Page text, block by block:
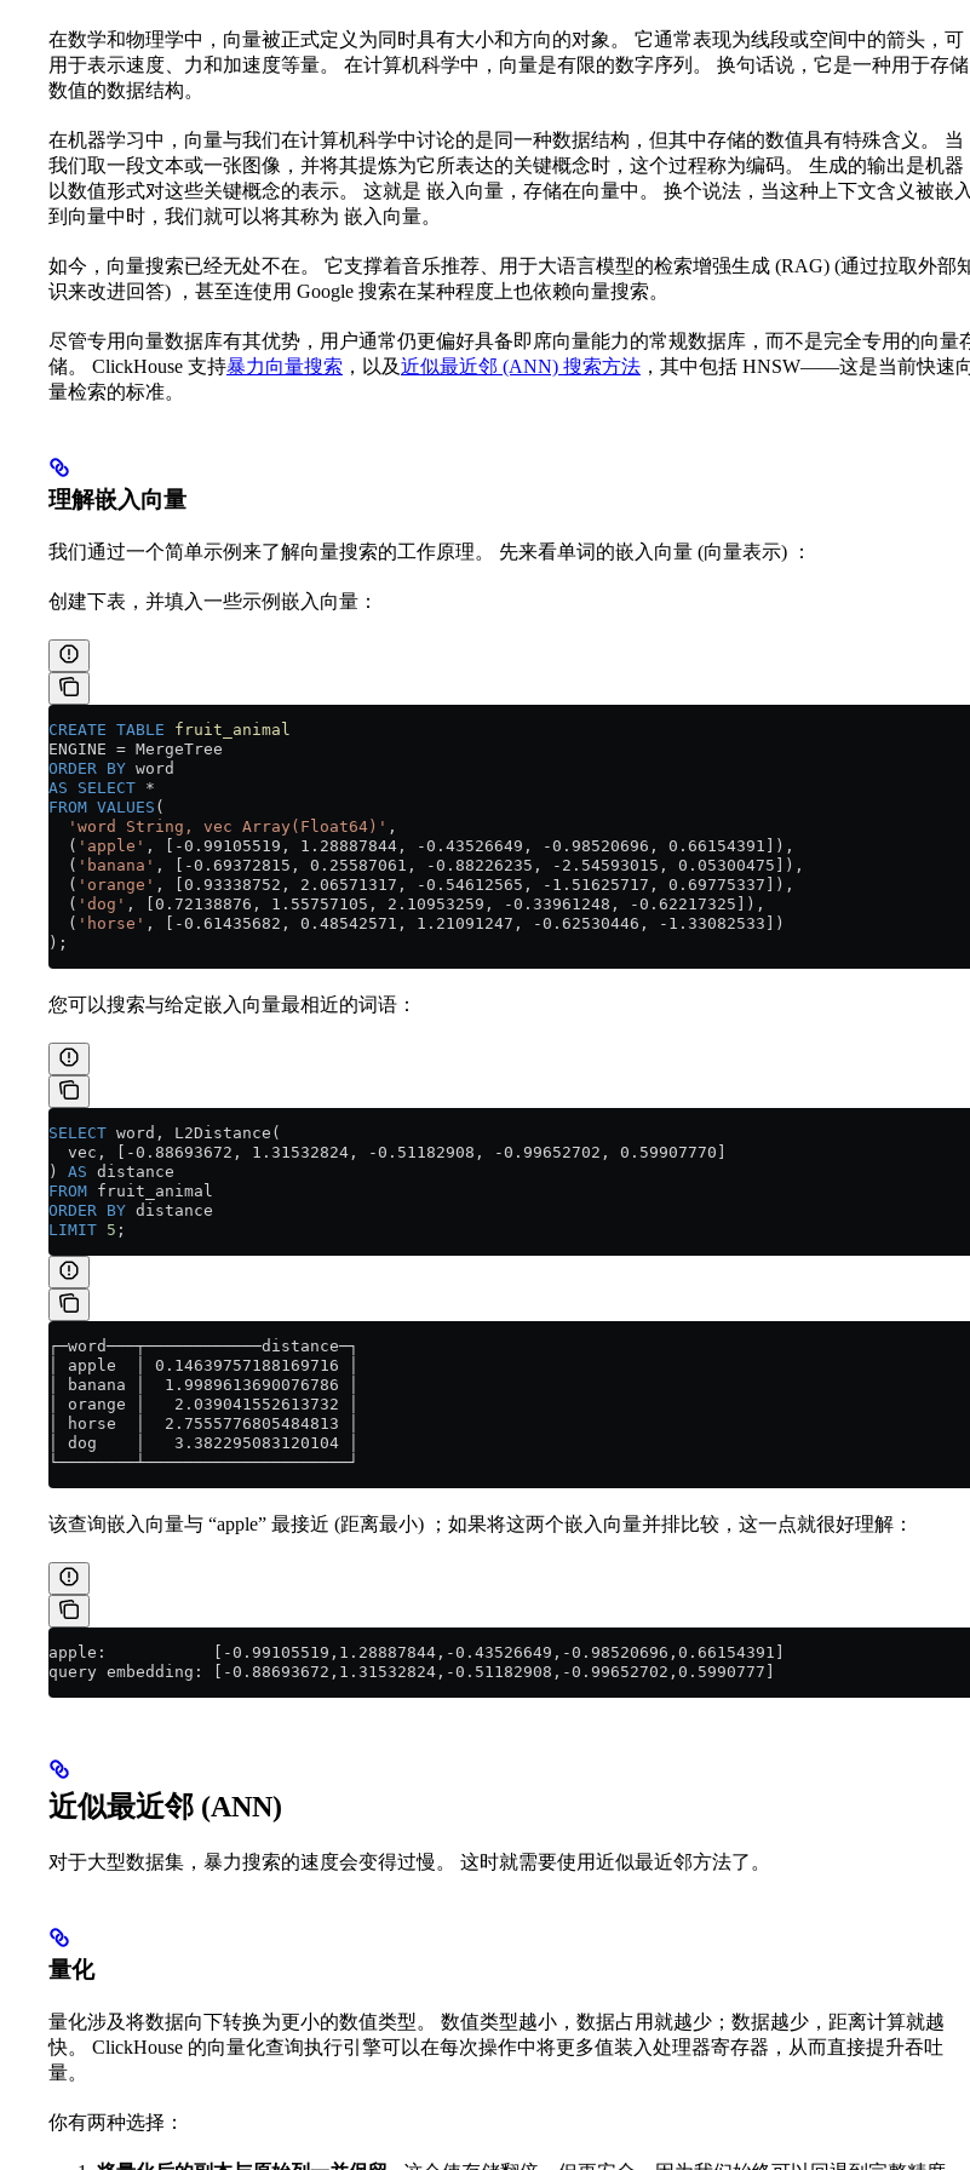
在数学和物理学中，向量被正式定义为同时具有大小和方向的对象。 它通常表现为线段或空间中的箭头，可
用于表示速度、力和加速度等量。 在计算机科学中，向量是有限的数字序列。 换句话说，它是一种用于存储
数值的数据结构。
在机器学习中，向量与我们在计算机科学中讨论的是同一种数据结构，但其中存储的数值具有特殊含义。 当
我们取一段文本或一张图像，并将其提炼为它所表达的关键概念时，这个过程称为编码。 生成的输出是机器
以数值形式对这些关键概念的表示。 这就是 嵌入向量，存储在向量中。 换个说法，当这种上下文含义被嵌入
到向量中时，我们就可以将其称为 嵌入向量。
如今，向量搜索已经无处不在。 它支撑着音乐推荐、用于大语言模型的检索增强生成 (RAG) (通过拉取外部
识来改进回答) ，甚至连使用 Google 搜索在某种程度上也依赖向量搜索。
尽管专用向量数据库有其优势，用户通常仍更偏好具备即席向量能力的常规数据库，而不是完全专用的向量
储。 ClickHouse 支持暴力向量搜索 ，以及近似最近邻 (ANN) 搜索方法 ，其中包括 HNSW——这是当前快速
量检索的标准。
理解嵌入向量
我们通过一个简单示例来了解向量搜索的工作原理。 先来看单词的嵌入向量 (向量表示) ：
创建下表，并填入一些示例嵌入向量：
CREATE TABLE fruit_animal
ENGINE = MergeTree
ORDER BY word
AS SELECT *
FROM VALUES (
  'word String, vec Array(Float64)'
,
  (
'apple' , [-0.99105519, 1.28887844, -0.43526649, -0.98520696, 0.66154391]),
  (
'banana' , [-0.69372815, 0.25587061, -0.88226235, -2.54593015, 0.05300475]),
  (
'orange' , [0.93338752, 2.06571317, -0.54612565, -1.51625717, 0.69775337]),
  (
'dog' , [0.72138876, 1.55757105, 2.10953259, -0.33961248, -0.62217325]),
  (
'horse' , [-0.61435682, 0.48542571, 1.21091247, -0.62530446, -1.33082533])
);
您可以搜索与给定嵌入向量最相近的词语：
SELECT word, L2Distance(
  vec, [-0.88693672, 1.31532824, -0.51182908, -0.99652702, 0.59907770]
) AS distance
FROM fruit_animal
ORDER BY distance
LIMIT 5 ;
┌─word───┬────────────distance─┐
│ apple  │ 0.14639757188169716 │
│ banana │  1.9989613690076786 │
│ orange │   2.039041552613732 │
│ horse  │  2.7555776805484813 │
│ dog    │   3.382295083120104 │
└────────┴─────────────────────┘
该查询嵌入向量与 “apple” 最接近 (距离最小) ；如果将这两个嵌入向量并排比较，这一点就很好理解：
apple:           [-0.99105519,1.28887844,-0.43526649,-0.98520696,0.66154391]
query embedding: [-0.88693672,1.31532824,-0.51182908,-0.99652702,0.5990777]
近似最近邻 (ANN)
对于大型数据集，暴力搜索的速度会变得过慢。 这时就需要使用近似最近邻方法了。
量化
量化涉及将数据向下转换为更小的数值类型。 数值类型越小，数据占用就越少；数据越少，距离计算就越
快。 ClickHouse 的向量化查询执行引擎可以在每次操作中将更多值装入处理器寄存器，从而直接提升吞吐
量。
你有两种选择：